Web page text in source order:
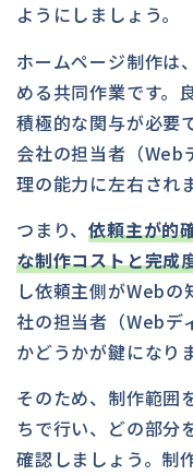
ようにしましょう。
ホームページ制作は
める共同作業です。
積極的な関与が必要
会社の担当者（Web
理の能力に左右され
つまり、依頼主が的
な制作コストと完成
し依頼主側がWeb
社の担当者（Webデ
かどうかが鍵になり
そのため、制作範囲
ちで行い、どの部分
確認しましょう。制